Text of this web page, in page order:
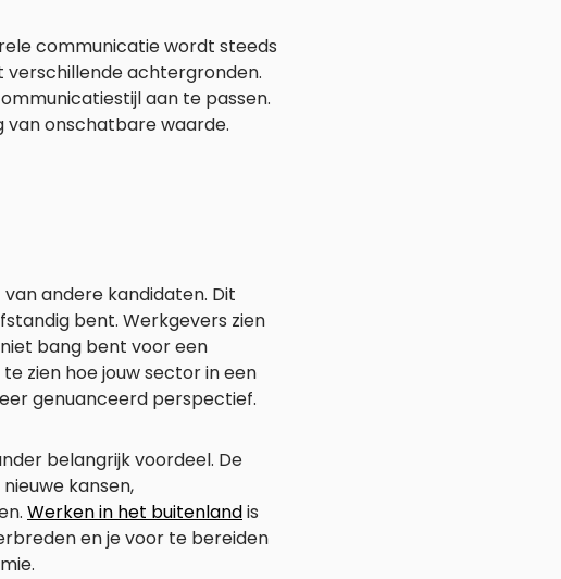
communicatie wordt steeds
verschillende achtergronden.
aan te passen.
van onschatbare waarde.
andere kandidaten. Dit
bent. Werkgevers zien
bang bent voor een
zien hoe jouw sector in een
genuanceerd perspectief.
belangrijk voordeel. De
kansen,
Werken in het buitenlandis
en je voor te bereiden